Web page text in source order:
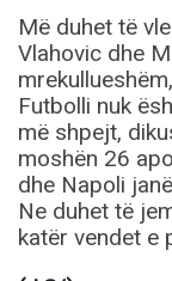
Më duhet të
Vlahovic dhe
Futbolli nuk
më shpejt,
moshën 26
dhe Napoli
Ne duhet të
katër vendet e